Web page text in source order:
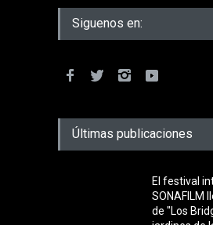
Siguenos en:
Últimas publicaciones
El festival
SONAFILM
de "Los